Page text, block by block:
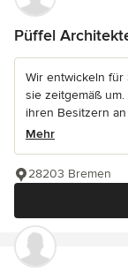
Püffel
Wir entwickeln für
sie zeitgemäß
ihren Besitzern an
Mehr
28203 Bremen